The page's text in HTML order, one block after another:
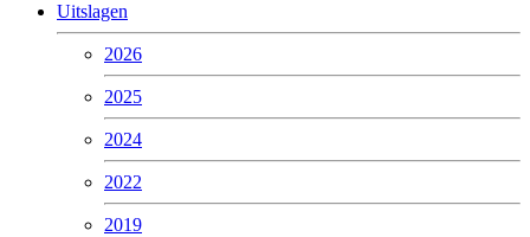
Uitslagen
2026
2025
2024
2022
2019